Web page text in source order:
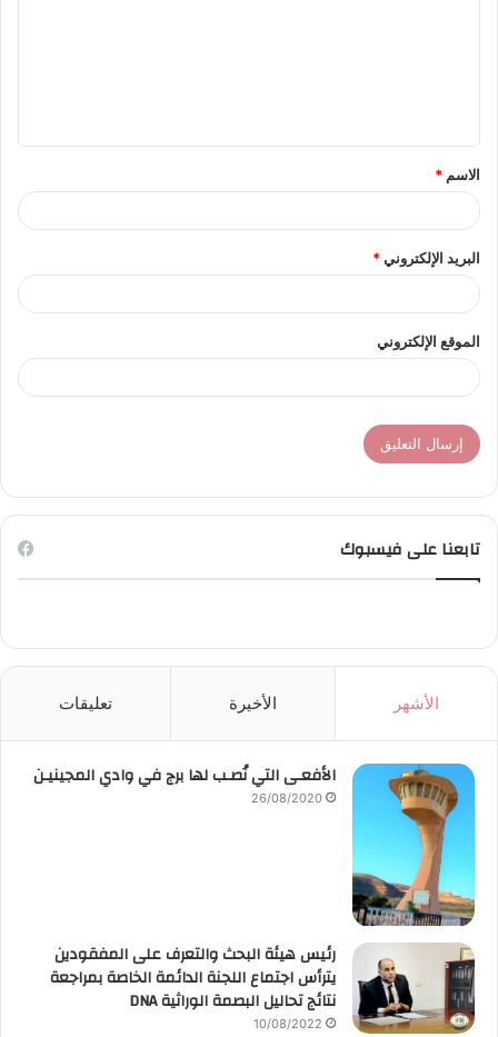
ق
*
الاسم *
البريد الإلكتروني*
الموقع الإلكتروني
تابعنا على فيسبوك
الأشهر الأخيرة تعليقات
الأفعـى التي نُصـب لها برج في وادي المجينيـن
26/08/2020
رئيس هيئة البحث والتعرف على المفقودين
يترأس اجتماع اللجنة الدائمة الخاصة بمراجعة
نتائج تحاليل البصمة الوراثية DNA
10/08/2022